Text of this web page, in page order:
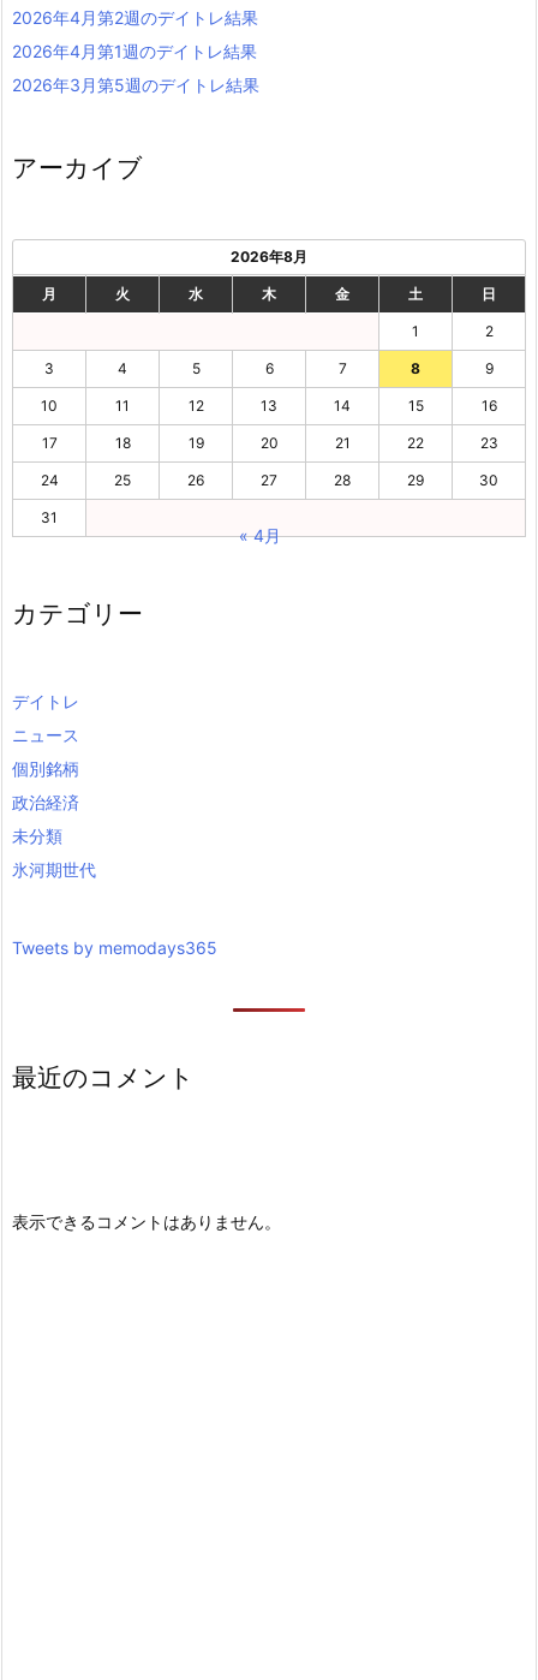
2026年4月第2週のデイトレ結果
2026年4月第1週のデイトレ結果
2026年3月第5週のデイトレ結果
アーカイブ
2026年8月
月 火 水 木 金 土 日
1 2
3 4 5 6 7 8 9
10 11 12 13 14 15 16
17 18 19 20 21 22 23
24 25 26 27 28 29 30
31
« 4月
カテゴリー
デイトレ
ニュース
個別銘柄
政治経済
未分類
氷河期世代
Tweets by memodays365
最近のコメント
表示できるコメントはありません。